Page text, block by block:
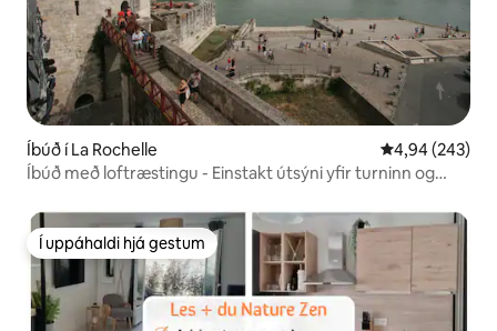
Íbúð í La Rochelle 4,94 af 5 í
4,94 (243)
Íbúð með loftræstingu - Einstakt útsýni yfir turninn og
Í uppáhaldi hjá gestum
Í uppáhaldi hjá gestum